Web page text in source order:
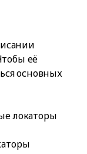
её
основных
локаторы